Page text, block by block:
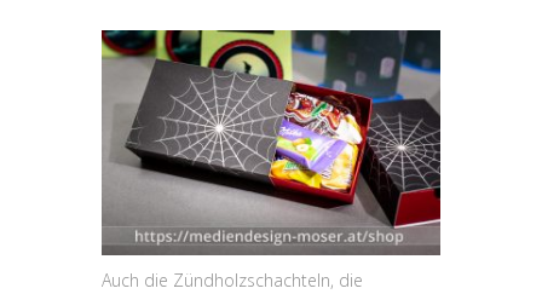
Auch die Zündholzschachteln, die